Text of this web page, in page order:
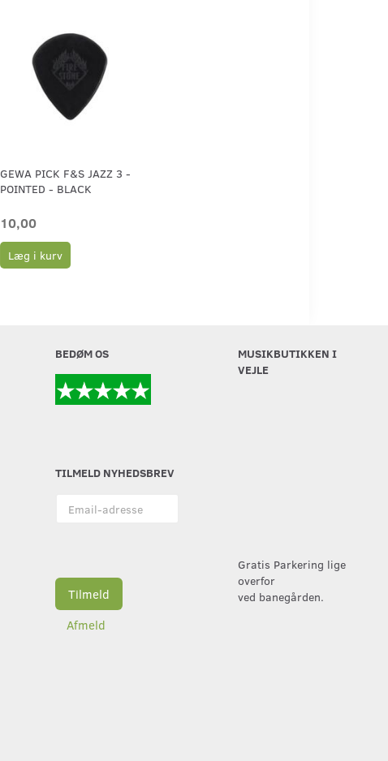
GEWA PICK F&S JAZZ 3 -
POINTED - BLACK
10,00
Læg i kurv
BEDØM OS
TILMELD NYHEDSBREV
adresse
Tilmeld
Afmeld
MUSIKBUTIKKEN I
VEJLE
Gratis Parkering lige
overfor
ved banegården.